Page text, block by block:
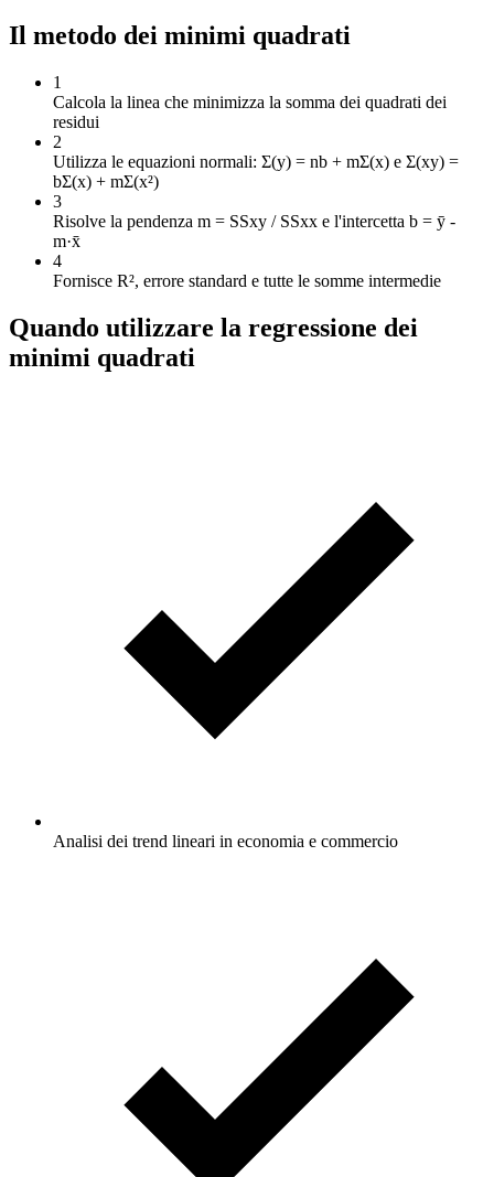
Il metodo dei minimi quadrati
1
Calcola la linea che minimizza la somma dei quadrati dei
residui
2
Utilizza le equazioni normali: Σ(y) = nb + mΣ(x) e Σ(xy) =
bΣ(x) + mΣ(x²)
3
Risolve la pendenza m = SSxy / SSxx e l'intercetta b = ȳ -
m·x̄
4
Fornisce R², errore standard e tutte le somme intermedie
Quando utilizzare la regressione dei
minimi quadrati
Analisi dei trend lineari in economia e commercio